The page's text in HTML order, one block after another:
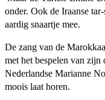
onder. Ook de Iraanse
aardig snaartje mee.
De zang van de
met het bespelen van
Nederlandse Marianne
moois laat horen.